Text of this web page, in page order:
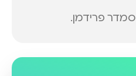
סמדר פרידמן.